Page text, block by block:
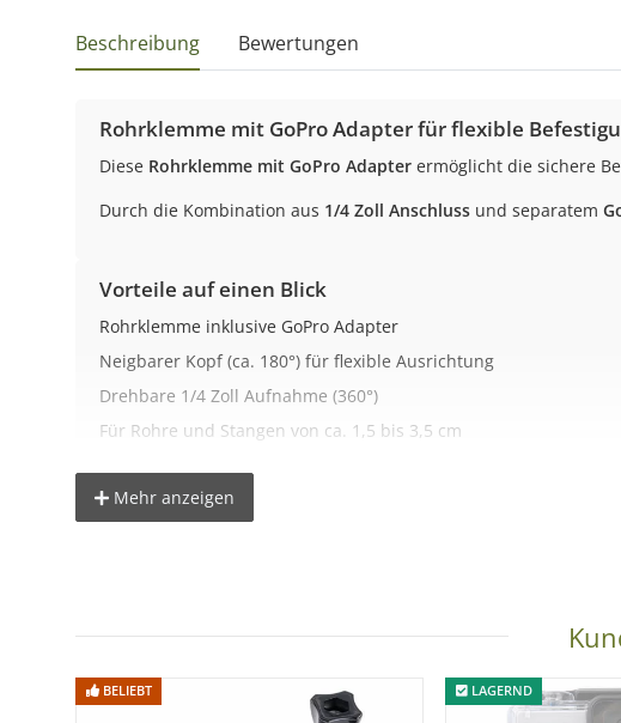
Beschreibung Bewertungen
Rohrklemme mit GoPro Adapter für flexible
Diese Rohrklemme mit GoPro Adapter ermöglicht die sichere
Durch die Kombination aus 1/4 Zoll Anschluss und separatem
Vorteile auf einen Blick
Rohrklemme inklusive GoPro Adapter
Neigbarer Kopf (ca. 180°) für flexible Ausrichtung
Drehbare 1/4 Zoll Aufnahme (360°)
Für Rohre und Stangen von ca. 1,5 bis 3,5 cm
Stabile Befestigung an Rohren und Stangen
Flexible Ausrichtung ohne Verdrehen der Klemme
Mehr anzeigen
BELIEBT LAGERND